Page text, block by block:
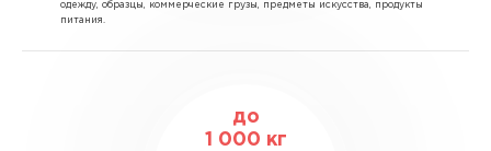
одежду, образцы, коммерческие грузы, предметы искусства, продукты
питания.
до
1 000 кг